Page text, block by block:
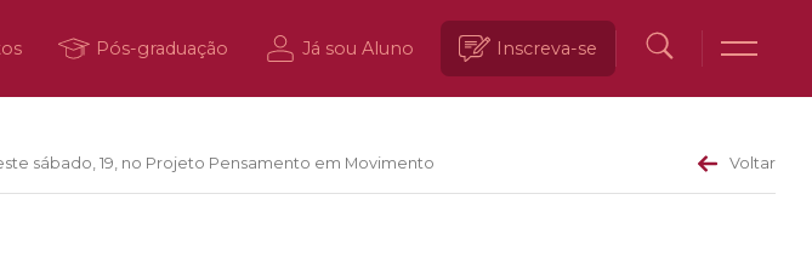
Pós-graduação Já sou Aluno Inscreva-se
sábado, 19, no Projeto Pensamento em Movimento Voltar